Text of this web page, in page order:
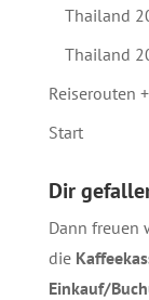
Thailand
Thailand
Reiserouten
Start
Dir
Dann freuen
die
Einkauf/